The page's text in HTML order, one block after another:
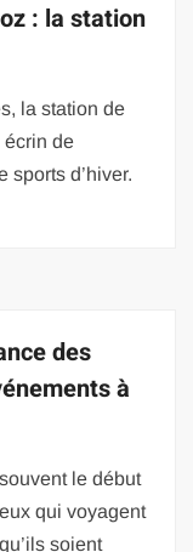
: la station
la station de
écrin de
sports d’hiver.
des
à
le début
qui voyagent
soient